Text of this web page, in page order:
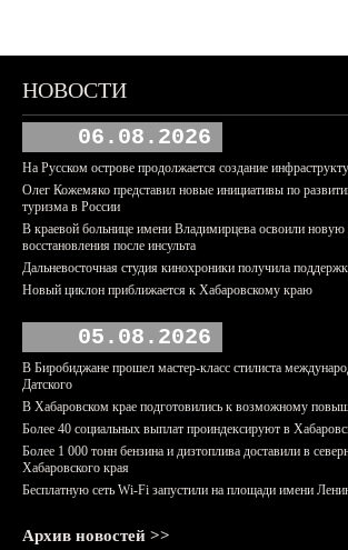
НОВОСТИ
06.08.2026
На Русском острове продолжается создание
Олег Кожемяко представил новые инициативы по
туризма в России
В краевой больнице имени Владимирцева освоили новую
восстановления после инсульта
Дальневосточная студия кинохроники получила
Новый циклон приближается к Хабаровскому краю
05.08.2026
В Биробиджане прошел мастер-класс стилиста
Датского
В Хабаровском крае подготовились к возможному
Более 40 социальных выплат проиндексируют в
Более 1 000 тонн бензина и дизтоплива доставили в
Хабаровского края
Бесплатную сеть Wi-Fi запустили на площади имени
Архив новостей >>